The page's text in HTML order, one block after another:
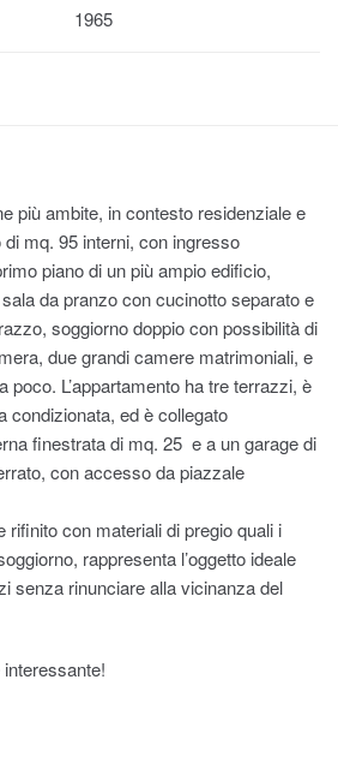
1965
più ambite, in contesto residenziale e
mq. 95 interni, con ingresso
piano di un più ampio edificio,
da pranzo con cucinotto separato e
soggiorno doppio con possibilità di
due grandi camere matrimoniali, e
poco. L’appartamento ha tre terrazzi, è
condizionata, ed è collegato
finestrata di mq. 25 e a un garage di
con accesso da piazzale
rifinito con materiali di pregio quali i
rappresenta l’oggetto ideale
senza rinunciare alla vicinanza del